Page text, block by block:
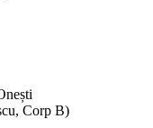
Corp B)